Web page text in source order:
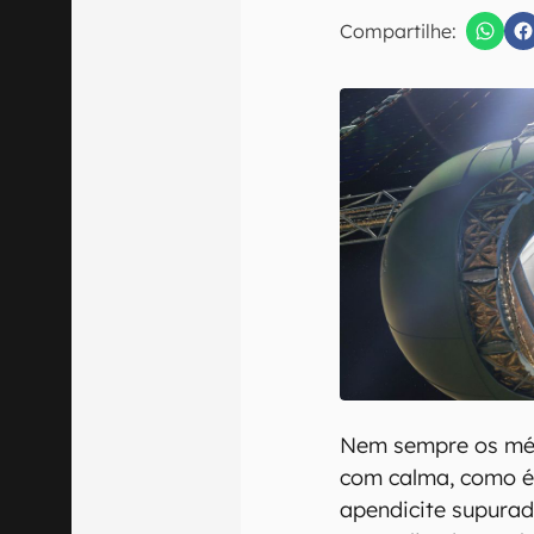
Compartilhe:
Confirmo que
Nem sempre os
com calma, como
apendicite